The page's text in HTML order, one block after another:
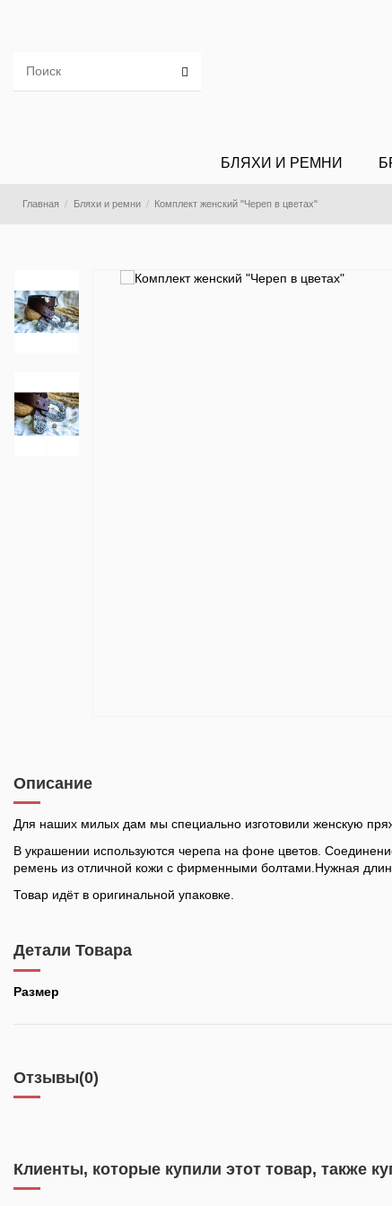
БЛЯХИ И РЕМНИ
Главная Бляхи и ремни Комплект женский "Череп в цветах"
Описание
Для наших милых дам мы специально изготовили женскую
В украшении используются черепа на фоне цветов.
ремень из отличной кожи с фирменными болтами.Нужная
Товар идёт в оригинальной упаковке.
Детали Товара
Размер
Отзывы(0)
Клиенты, которые купили этот товар, также